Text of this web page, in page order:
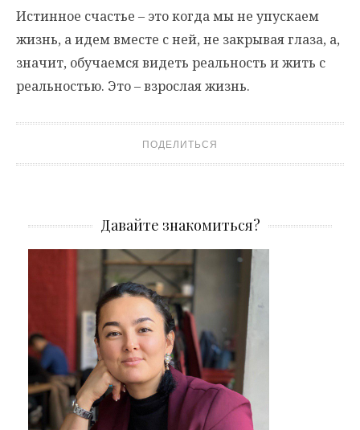
Истинное счастье – это когда мы не упускаем
жизнь, а идем вместе с ней, не закрывая глаза, а,
значит, обучаемся видеть реальность и жить с
реальностью. Это – взрослая жизнь.
ПОДЕЛИТЬСЯ
Давайте знакомиться?